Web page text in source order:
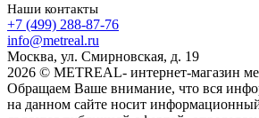
Наши контакты
+7 (499) 288-87-76
info@metreal.ru
Москва, ул. Смирновская, д. 19
2026 © METREAL- интернет-магазин
Обращаем Ваше внимание, что вся
на данном сайте носит